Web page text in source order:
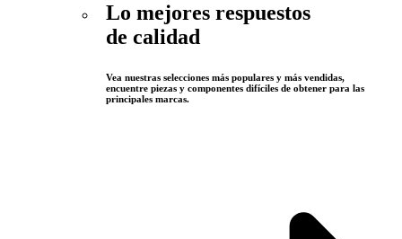
Lo mejores respuestos
de calidad
Vea nuestras selecciones más populares y más vendidas,
encuentre piezas y componentes difíciles de obtener para las
principales marcas.